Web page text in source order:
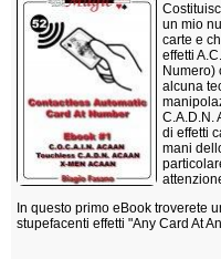
un mio
carte e
effetti
Numero)
alcuna
C.A.D.N.
di effetti
mani
In questo primo eBook troverete
stupefacenti effetti "Any Card At